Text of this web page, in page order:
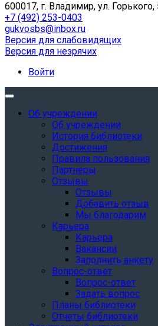
600017, г. Владимир, ул. Горького,
+7 (492) 253-0403
gukvosbs@inbox.ru
Версия для слабовидящих
Версия для незрячих
Войти
Об учреждении
Об учреждении
История библиотеки
Достижения
Правила пользования
Партнёры
Отзывы
Отзывы
Добавить отзыв
Мы благодарим
Карьера
Карьера
Вакансии
Заполнить анкету
Вопрос-ответ
Вопрос-ответ
Задать вопрос
Планы библиотеки
Отчеты библиотеки